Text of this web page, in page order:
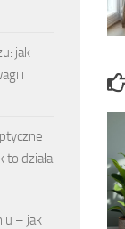
jak
i
działa
– jak